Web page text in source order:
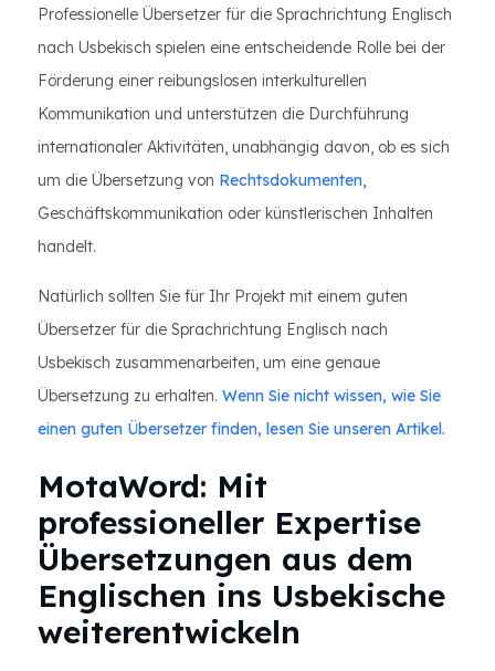
Professionelle Übersetzer für die Sprachrichtung Englisch
nach Usbekisch spielen eine entscheidende Rolle bei der
Förderung einer reibungslosen interkulturellen
Kommunikation und unterstützen die Durchführung
internationaler Aktivitäten, unabhängig davon, ob es sich
um die Übersetzung von Rechtsdokumenten,
Geschäftskommunikation oder künstlerischen Inhalten
handelt.
Natürlich sollten Sie für Ihr Projekt mit einem guten
Übersetzer für die Sprachrichtung Englisch nach
Usbekisch zusammenarbeiten, um eine genaue
Übersetzung zu erhalten. Wenn Sie nicht wissen, wie Sie
einen guten Übersetzer finden, lesen Sie unseren Artikel.
MotaWord: Mit
professioneller Expertise
Übersetzungen aus dem
Englischen ins Usbekische
weiterentwickeln